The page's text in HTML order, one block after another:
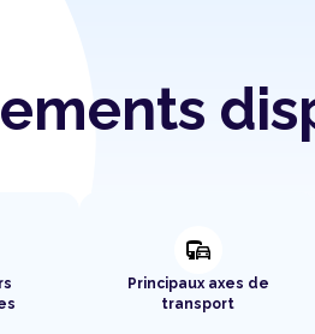
commute
Principaux axes de
transport